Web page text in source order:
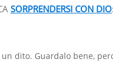
SORPRENDERSI CON DIO:
dito. Guardalo bene,